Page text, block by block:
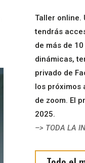
Taller online.
tendrás
de más de
dinámicas,
privado de
los próximos
de zoom. El
2025.
–> TODA LA